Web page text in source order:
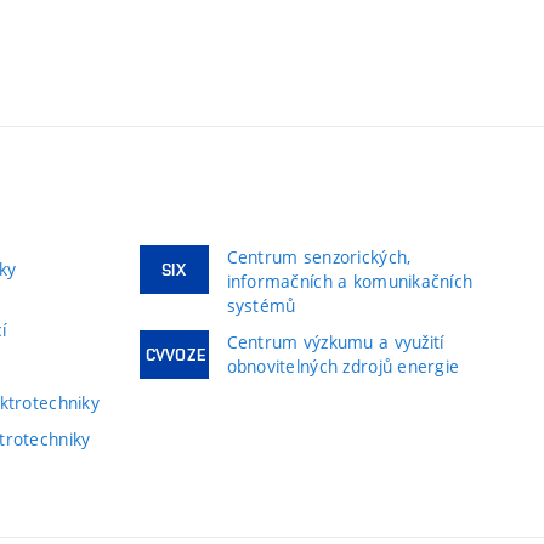
SIX
Centrum senzorických,
informačních a komunikačních
systémů
CVVOZE
Centrum výzkumu a využití
obnovitelných zdrojů energie